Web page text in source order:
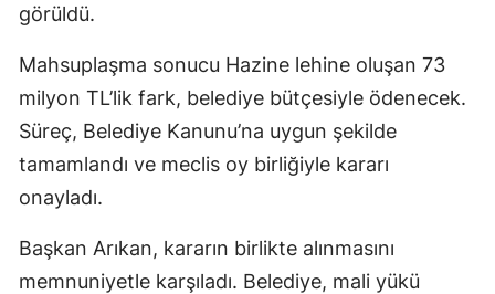
görüldü.
Mahsuplaşma sonucu Hazine lehine oluşan 73
milyon TL’lik fark, belediye bütçesiyle ödenecek.
Süreç, Belediye Kanunu’na uygun şekilde
tamamlandı ve meclis oy birliğiyle kararı
onayladı.
Başkan Arıkan, kararın birlikte alınmasını
memnuniyetle karşıladı. Belediye, mali yükü